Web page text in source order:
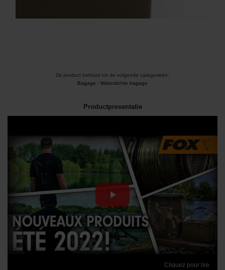
Dit product behoort tot de volgende categorieën:
Bagage - Waterdichte bagage
Productpresentatie
Cliquez pour lire